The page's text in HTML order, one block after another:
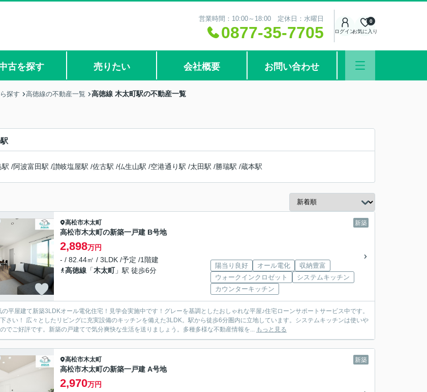
営業時間：10:00～18:00 定休日：水曜日
0877-35-7705 ログインお気に入り
0
古を探す 売りたい 会社概要 お問い合わせ
探す 高徳線の不動産一覧 高徳線 木太町駅の不動産一覧
駅 /阿波富田駅 /讃岐塩屋駅 /佐古駅 /仏生山駅 /空港通り駅 /太田駅 /勝瑞駅 /蔵本駅
新築
高松市木太町
高松市木太町の新築一戸建 B号地
2,898万円
- / 82.44㎡ / 3LDK /予定 /1階建
高徳線 「木太町」駅 徒歩6分
陽当り良好 オール電化
収納豊富
ウォークインクロゼット
システムキッチン
カウンターキッチン
平屋建て新築3LDKオール電化住宅！見学会実施中です！グレーを基調としたおしゃれな平屋♪住宅ローンサポートサービス中です。
に立地しています。システムキッチンは使いや
でご好評です。新築の戸建てで気分爽快な生活を送りましょう。多種多様な不動産情報を... もっと見る
新築
高松市木太町
高松市木太町の新築一戸建 A号地
2,970万円